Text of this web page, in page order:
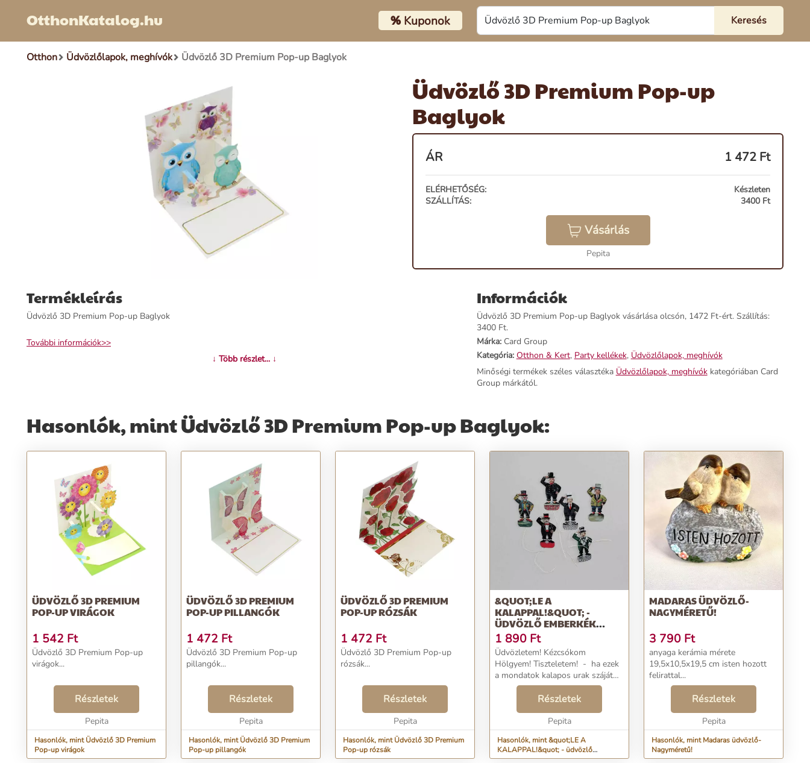
OtthonKatalog.hu %Kuponok
Otthon Üdvözlőlapok, meghívók Üdvözlő 3D Premium Pop-up Baglyok
Üdvözlő 3D Premium Pop-up
Baglyok
ÁR 1 472 Ft
ELÉRHETŐSÉG:
Készleten
SZÁLLÍTÁS:
3400 Ft
Vásárlás
Pepita
Termékleírás
Üdvözlő 3D Premium Pop-up Baglyok
További információk>>
↓ Több részlet... ↓
Információk
Üdvözlő 3D Premium Pop-up Baglyok vásárlása olcsón, 1472 Ft-ért. Szállítás:
3400 Ft.
Márka:Card Group
Kategória: Otthon & Kert, Party kellékek, Üdvözlőlapok, meghívók
Minőségi termékek széles választéka Üdvözlőlapok, meghívókkategóriában Card
Group márkától.
Hasonlók, mint Üdvözlő 3D Premium Pop-up Baglyok:
ÜDVÖZLŐ 3D PREMIUM
POP-UP VIRÁGOK
1 542 Ft
Üdvözlő 3D Premium Pop-up
virágok...
Részletek
Pepita
Hasonlók, mint Üdvözlő 3D Premium
Pop-up virágok
ÜDVÖZLŐ 3D PREMIUM
POP-UP PILLANGÓK
1 472 Ft
Üdvözlő 3D Premium Pop-up
pillangók...
Részletek
Pepita
Hasonlók, mint Üdvözlő 3D Premium
Pop-up pillangók
ÜDVÖZLŐ 3D PREMIUM
POP-UP RÓZSÁK
1 472 Ft
Üdvözlő 3D Premium Pop-up
rózsák...
Részletek
Pepita
Hasonlók, mint Üdvözlő 3D Premium
Pop-up rózsák
&QUOT;LE A
KALAPPAL!&QUOT; -
ÜDVÖZLŐ EMBERKÉK
LEMEZBŐL
1 890 Ft
Üdvözletem! Kézcsókom
Hölgyem! Tiszteletem! - ha ezek
a mondatok kalapos urak száját
hagyják el, csak kalapemelés
kíséretében történhet. Hát
akkor húzza meg a figura
zsinórját, és az apró emberke...
Részletek
Pepita
Hasonlók, mint &quot;LE A
KALAPPAL!&quot; - üdvözlő
emberkék lemezből
MADARAS ÜDVÖZLŐ-
NAGYMÉRETŰ!
3 790 Ft
anyaga kerámia mérete
19,5x10,5x19,5 cm isten hozott
felirattal...
Részletek
Pepita
Hasonlók, mint Madaras üdvözlő-
Nagyméretű!